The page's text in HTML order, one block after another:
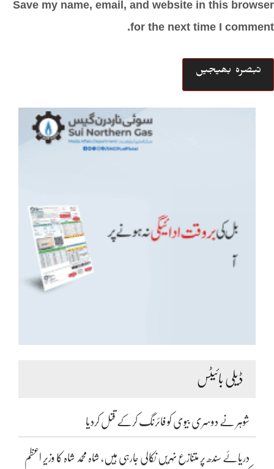
Save my name, email, and website in this browser
for the next time I comment.
ڈیلی بائیٹس
شوہر نے دوسری بیوی کو فائرنگ کرکے قتل کردیا
دریائے سندھ پر متنازع نہریں نکالی جارہی ہیں، شاہ محمد شاہ کا وزیر اعظم